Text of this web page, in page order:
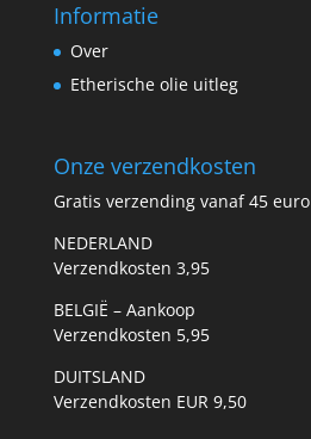
Informatie
Over
Etherische olie uitleg
Onze verzendkosten
Gratis verzending vanaf 45 euro
NEDERLAND
Verzendkosten 3,95
BELGIË – Aankoop
Verzendkosten 5,95
DUITSLAND
Verzendkosten EUR 9,50